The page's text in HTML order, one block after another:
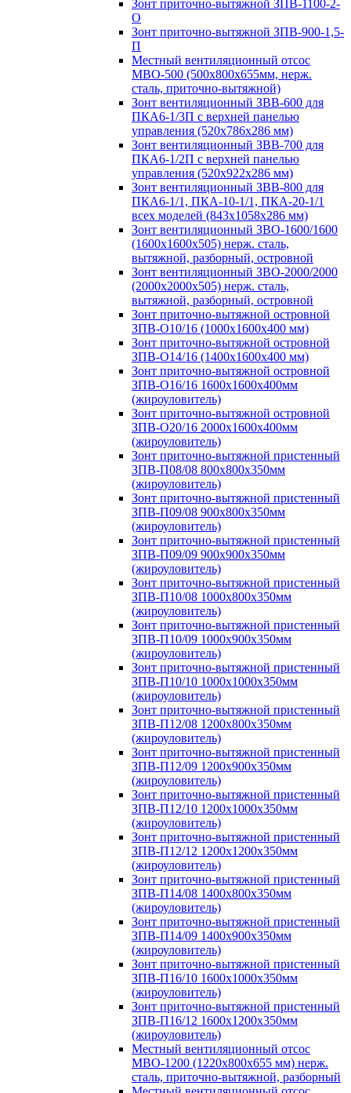
Зонт приточно-вытяжной ЗПВ-1100-2-
О
Зонт приточно-вытяжной ЗПВ-900-1,5-
П
Местный вентиляционный отсос
МВО-500 (500х800х655мм, нерж.
сталь, приточно-вытяжной)
Зонт вентиляционный ЗВВ-600 для
ПКА6-1/3П с верхней панелью
управления (520х786х286 мм)
Зонт вентиляционный ЗВВ-700 для
ПКА6-1/2П с верхней панелью
управления (520х922х286 мм)
Зонт вентиляционный ЗВВ-800 для
ПКА6-1/1, ПКА-10-1/1, ПКА-20-1/1
всех моделей (843х1058х286 мм)
Зонт вентиляционный ЗВО-1600/1600
(1600х1600х505) нерж. сталь,
вытяжной, разборный, островной
Зонт вентиляционный ЗВО-2000/2000
(2000х2000х505) нерж. сталь,
вытяжной, разборный, островной
Зонт приточно-вытяжной островной
ЗПВ-О10/16 (1000х1600х400 мм)
Зонт приточно-вытяжной островной
ЗПВ-О14/16 (1400х1600х400 мм)
Зонт приточно-вытяжной островной
ЗПВ-О16/16 1600х1600х400мм
(жироуловитель)
Зонт приточно-вытяжной островной
ЗПВ-О20/16 2000х1600х400мм
(жироуловитель)
Зонт приточно-вытяжной пристенный
ЗПВ-П08/08 800х800х350мм
(жироуловитель)
Зонт приточно-вытяжной пристенный
ЗПВ-П09/08 900х800х350мм
(жироуловитель)
Зонт приточно-вытяжной пристенный
ЗПВ-П09/09 900х900х350мм
(жироуловитель)
Зонт приточно-вытяжной пристенный
ЗПВ-П10/08 1000х800х350мм
(жироуловитель)
Зонт приточно-вытяжной пристенный
ЗПВ-П10/09 1000х900х350мм
(жироуловитель)
Зонт приточно-вытяжной пристенный
ЗПВ-П10/10 1000х1000х350мм
(жироуловитель)
Зонт приточно-вытяжной пристенный
ЗПВ-П12/08 1200х800х350мм
(жироуловитель)
Зонт приточно-вытяжной пристенный
ЗПВ-П12/09 1200х900х350мм
(жироуловитель)
Зонт приточно-вытяжной пристенный
ЗПВ-П12/10 1200х1000х350мм
(жироуловитель)
Зонт приточно-вытяжной пристенный
ЗПВ-П12/12 1200х1200х350мм
(жироуловитель)
Зонт приточно-вытяжной пристенный
ЗПВ-П14/08 1400х800х350мм
(жироуловитель)
Зонт приточно-вытяжной пристенный
ЗПВ-П14/09 1400х900х350мм
(жироуловитель)
Зонт приточно-вытяжной пристенный
ЗПВ-П16/10 1600х1000х350мм
(жироуловитель)
Зонт приточно-вытяжной пристенный
ЗПВ-П16/12 1600х1200х350мм
(жироуловитель)
Местный вентиляционный отсос
МВО-1200 (1220х800х655 мм) нерж.
сталь, приточно-вытяжной, разборный